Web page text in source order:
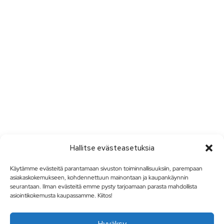
Hallitse evästeasetuksia
Käytämme evästeitä parantamaan sivuston toiminnallisuuksiin, parempaan
asiakaskokemukseen, kohdennettuun mainontaan ja kaupankäynnin
seurantaan. Ilman evästeitä emme pysty tarjoamaan parasta mahdollista
asiointikokemusta kaupassamme. Kiitos!